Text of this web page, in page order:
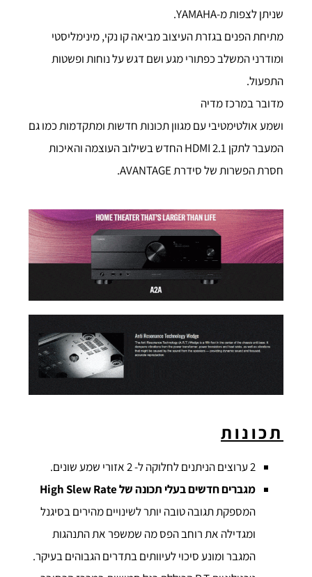
שניתן לצפות מ-YAMAHA.
מתיחת הפנים בגזרת העיצוב מביאה קו נקי, מינימליסטי
ומודרני המשלב כפתורי מגע ושם דגש על נוחות ופשטות
התפעול.
מדובר במרכז מדיה
ושמע אולטימטיבי עם מגוון תכונות חדשות ומתקדמות כמו גם
המעבר לתקן HDMI 2.1 החדש בשילוב העוצמה והאיכות
חסרת הפשרות של סידרת AVANTAGE.
תכונות
2 ערוצים הניתנים לחלוקה ל- 2 אזורי שמע שונים.
מגברים חדשים בעלי תכונה שלHigh Slew Rate
המספקת תגובה טובה יותר לשינויים מהירים בסיגנל
ומגדילה את רוחב הפס מה שמשפר את התנהגות
המגבר ומונע סיכוי לעיוותים בתדרים הגבוהים בעיקר.